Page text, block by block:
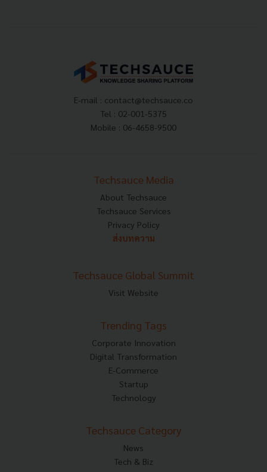
E-mail : contact@techsauce.co
Tel : 02-001-5375
Mobile : 06-4658-9500
Techsauce Media
About Techsauce
Techsauce Services
Privacy Policy
ส่งบทความ
Techsauce Global Summit
Visit Website
Trending Tags
Corporate Innovation
Digital Transformation
E-Commerce
Startup
Technology
Techsauce Category
News
Tech & Biz